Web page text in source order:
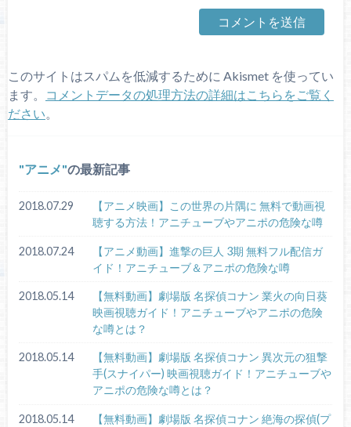
このサイトはスパムを低減するために Akismet を使ってい
ます。
コメントデータの処理方法の詳細はこちらをご覧く
ださい
アニメ の最新記事
2018.07.29
【アニメ映画】この世界の片隅に 無料で動画視
聴する方法！アニチューブやアニポの危険な噂
2018.07.24
【アニメ動画】進撃の巨人 3期 無料フル配信ガ
イド！アニチューブ＆アニポの危険な噂
2018.05.14
【無料動画】劇場版 名探偵コナン 業火の向日葵
映画視聴ガイド！アニチューブやアニポの危険
な噂とは？
2018.05.14
【無料動画】劇場版 名探偵コナン 異次元の狙撃
手(スナイパー) 映画視聴ガイド！アニチューブや
アニポの危険な噂とは？
2018.05.14
【無料動画】劇場版 名探偵コナン 絶海の探偵(プ